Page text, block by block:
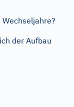
der Aufbau